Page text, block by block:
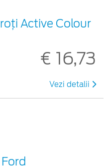
Active Colour
€ 16,73
Vezi detalii